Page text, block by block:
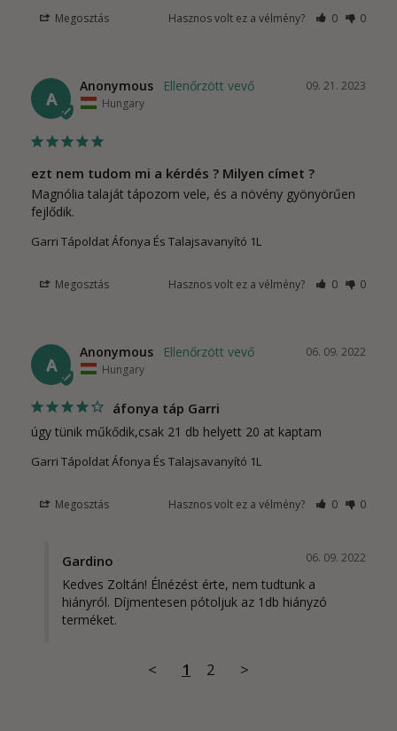
Megosztás Hasznos volt ez a vélmény? 0 0
A
09. 21. 2023
Anonymous
Hungary
ezt nem tudom mi a kérdés ? Milyen címet ?
Magnólia talaját tápozom vele, és a növény gyönyörűen
fejlődik.
Garri Tápoldat Áfonya És Talajsavanyító 1L
Megosztás Hasznos volt ez a vélmény? 0 0
A
06. 09. 2022
Anonymous
Hungary
áfonya táp Garri
úgy tünik műkődik,csak 21 db helyett 20 at kaptam
Garri Tápoldat Áfonya És Talajsavanyító 1L
Megosztás Hasznos volt ez a vélmény? 0 0
06. 09. 2022
Gardino
Kedves Zoltán! Élnézést érte, nem tudtunk a
hiányról. Díjmentesen pótoljuk az 1db hiányzó
terméket.
< 1 2 >